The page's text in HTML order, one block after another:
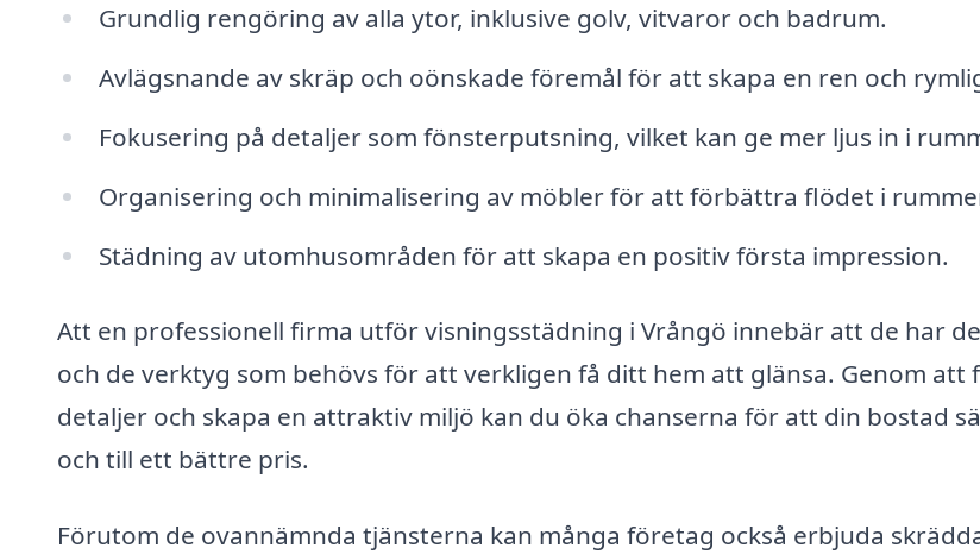
Grundlig rengöring av alla ytor, inklusive golv, vitvaror och badrum.
Avlägsnande av skräp och oönskade föremål för att skapa en ren och
Fokusering på detaljer som fönsterputsning, vilket kan ge mer ljus in i
Organisering och minimalisering av möbler för att förbättra flödet i
Städning av utomhusområden för att skapa en positiv första impression.
Att en professionell firma utför visningsstädning i Vrångö innebär att de har
och de verktyg som behövs för att verkligen få ditt hem att glänsa. Genom att
detaljer och skapa en attraktiv miljö kan du öka chanserna för att din bostad
och till ett bättre pris.
Förutom de ovannämnda tjänsterna kan många företag också erbjuda